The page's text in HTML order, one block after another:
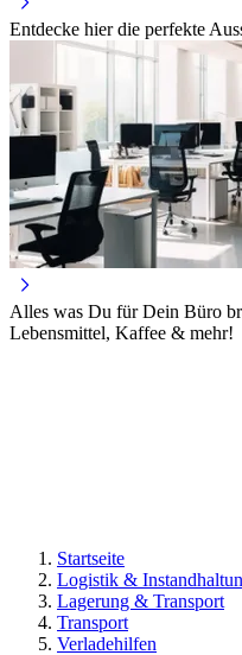
Entdecke hier die perfekte
Alles was Du für Dein Büro
Lebensmittel, Kaffee & mehr!
Startseite
Logistik &
Lagerung & Transport
Transport
Verladehilfen